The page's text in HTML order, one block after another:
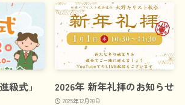
級式」
2026年 新年礼拝のお知らせ
2025年12月28日